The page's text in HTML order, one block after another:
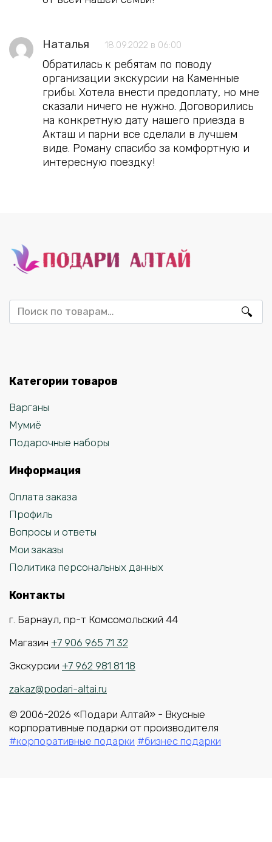
Наталья 18.09.2022 в 06:00
Обратилась к ребятам по поводу
организации экскурсии на Каменные
грибы. Хотела внести предоплату, но мне
сказали ничего не нужно. Договорились
на конкретную дату нашего приезда в
Акташ и парни все сделали в лучшем
виде. Роману спасибо за комфортную и
интересную поездку!
Искать:
Категории товаров
Варганы
Мумиё
Подарочные наборы
Информация
Оплата заказа
Профиль
Вопросы и ответы
Мои заказы
Политика персональных данных
Контакты
г. Барнаул, пр-т Комсомольский 44
Магазин +7 906 965 71 32
Экскурсии +7 962 981 81 18
zakaz@podari-altai.ru
© 2006-2026 «Подари Алтай» - Вкусные
корпоративные подарки от производителя
#корпоративные подарки #бизнес подарки